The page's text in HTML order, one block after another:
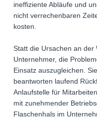
ineffiziente Abläufe und
nicht verrechenbaren
kosten.
Statt die Ursachen an der
Unternehmer, die
Einsatz auszugleichen.
beantworten laufend
Anlaufstelle für
mit zunehmender
Flaschenhals im